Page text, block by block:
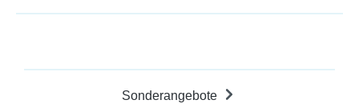
Sonderangebote